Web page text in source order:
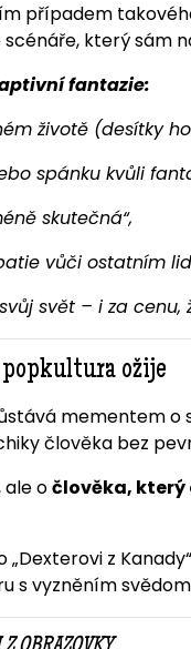
případem
který sám
fantazie:
životě (desítky
spánku kvůli
skutečná“,
vůči ostatním
svět – i za cenu,
ožije
mementem
člověka bez
ale očlověka,
„Dexterovi z
s vyzněním